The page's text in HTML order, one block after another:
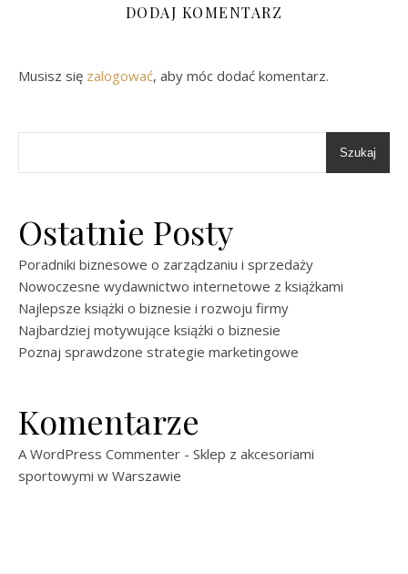
DODAJ KOMENTARZ
Musisz się zalogować, aby móc dodać komentarz.
Szukaj
Ostatnie Posty
Poradniki biznesowe o zarządzaniu i sprzedaży
Nowoczesne wydawnictwo internetowe z książkami
Najlepsze książki o biznesie i rozwoju firmy
Najbardziej motywujące książki o biznesie
Poznaj sprawdzone strategie marketingowe
Komentarze
A WordPress Commenter - Sklep z akcesoriami
sportowymi w Warszawie